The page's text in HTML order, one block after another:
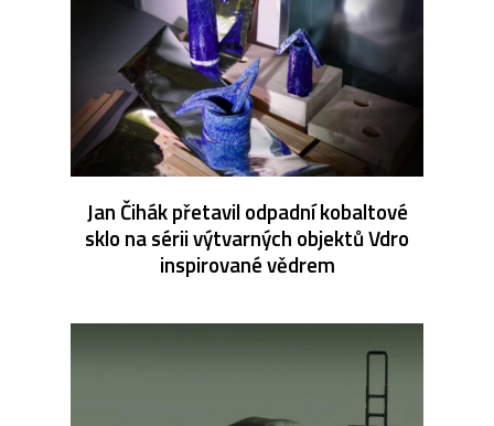
Jan Čihák přetavil odpadní kobaltové
sklo na sérii výtvarných objektů Vdro
inspirované vědrem